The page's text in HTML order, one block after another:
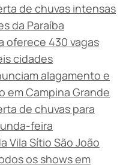
de chuvas intensas
da Paraíba
oferece 430 vagas
cidades
alagamento e
em Campina Grande
de chuvas para
feira
Vila Sítio São João
os shows em